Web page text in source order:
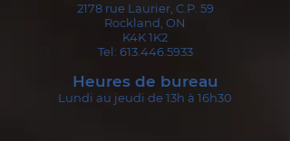
2178 rue Laurier, C.P. 59
Rockland, ON
K4K 1K2
Tel: 613.446.5933
Heures de bureau
Lundi au jeudi de 13h à 16h30